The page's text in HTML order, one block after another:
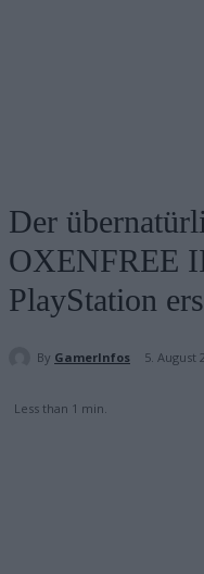
Der
OXENFREE
PlayStation
By GamerInfos 5. August
Less than 1 min.